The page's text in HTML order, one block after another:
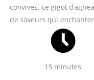
convives, ce gigot
de saveurs qui
15 minutes